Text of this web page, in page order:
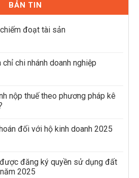
BẢN TIN
đoạt tài sản
chi nhánh doanh nghiệp
nộp thuế theo phương pháp kê
đối với hộ kinh doanh 2025
đăng ký quyền sử dụng đất
2025